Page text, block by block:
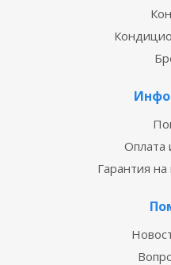
Оплата
Гарантия